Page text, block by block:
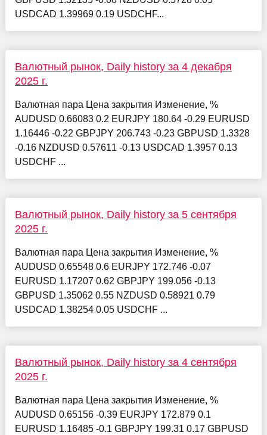
USDCAD 1.39969 0.19 USDCHF...
Валютный рынок, Daily history за 4 декабря
2025 г.
Валютная пара Цена закрытия Изменение, %
AUDUSD 0.66083 0.2 EURJPY 180.64 -0.29 EURUSD
1.16446 -0.22 GBPJPY 206.743 -0.23 GBPUSD 1.3328
-0.16 NZDUSD 0.57611 -0.13 USDCAD 1.3957 0.13
USDCHF ...
Валютный рынок, Daily history за 5 сентября
2025 г.
Валютная пара Цена закрытия Изменение, %
AUDUSD 0.65548 0.6 EURJPY 172.746 -0.07
EURUSD 1.17207 0.62 GBPJPY 199.056 -0.13
GBPUSD 1.35062 0.55 NZDUSD 0.58921 0.79
USDCAD 1.38254 0.05 USDCHF ...
Валютный рынок, Daily history за 4 сентября
2025 г.
Валютная пара Цена закрытия Изменение, %
AUDUSD 0.65156 -0.39 EURJPY 172.879 0.1
EURUSD 1.16485 -0.1 GBPJPY 199.31 0.17 GBPUSD